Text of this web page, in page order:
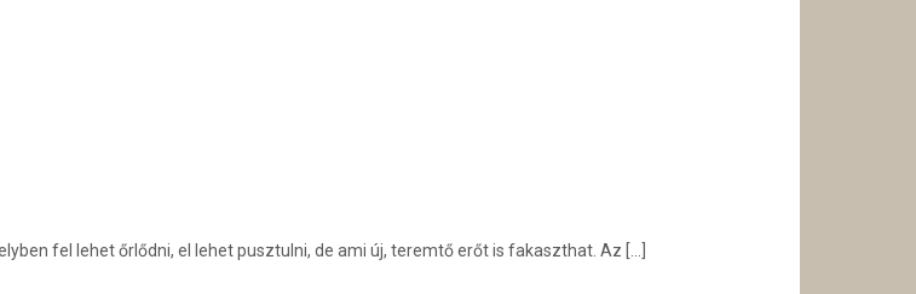
fel lehet őrlődni, el lehet pusztulni, de ami új, teremtő erőt is fakaszthat. Az […]